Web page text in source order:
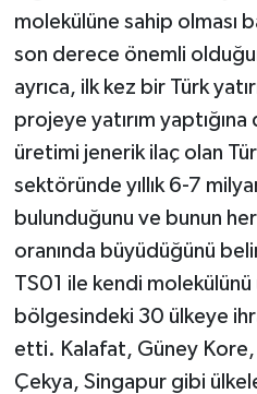
molekülüne sahip olması
son derece önemli
ayrıca, ilk kez bir Türk
projeye yatırım
üretimi jenerik ilaç olan
sektöründe yıllık 6-7
bulunduğunu ve bunun
oranında büyüdüğünü
TS01 ile kendi
bölgesindeki 30 ülkeye
etti. Kalafat, Güney
Çekya, Singapur gibi